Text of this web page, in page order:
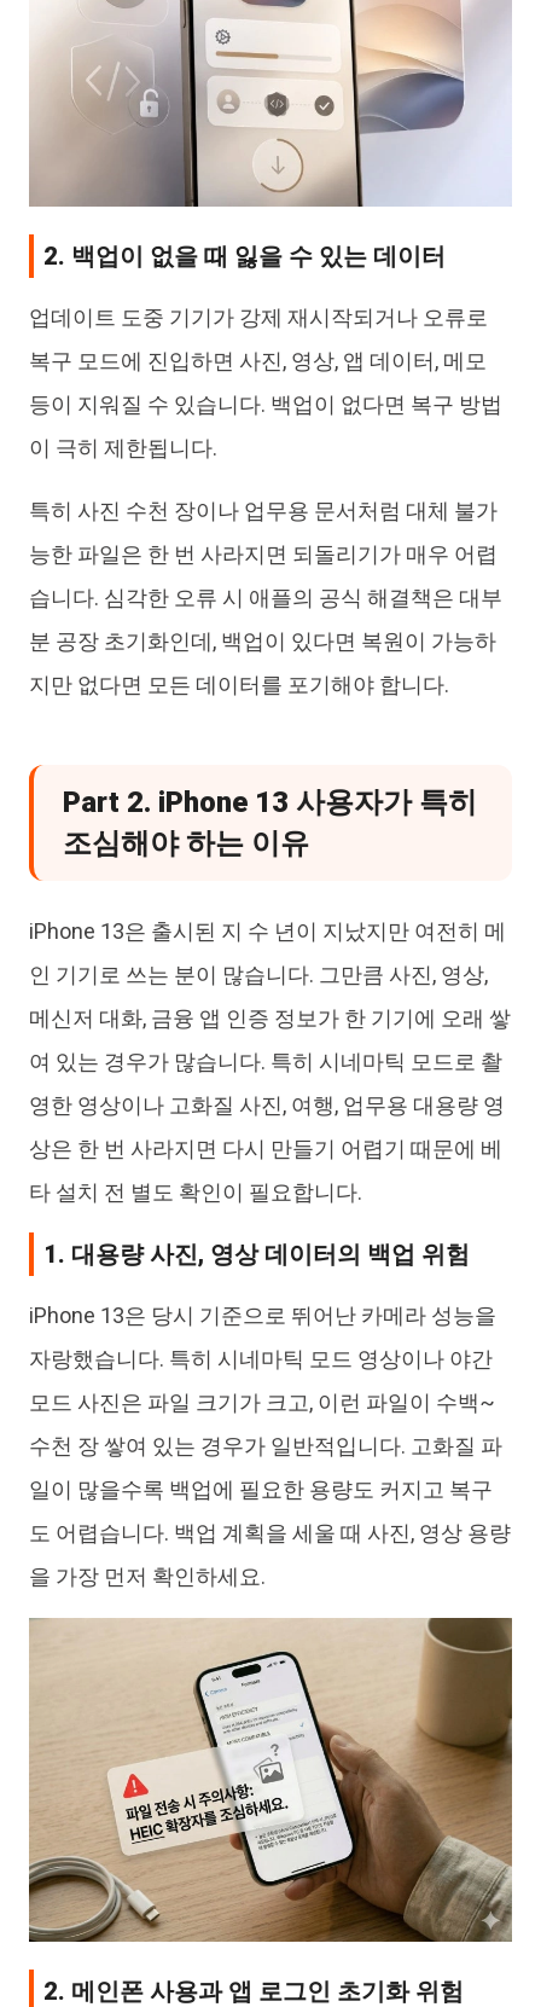
2. 백업이 없을 때 잃을 수 있는 데이터
업데이트 도중 기기가 강제 재시작되거나 오류로
복구 모드에 진입하면 사진, 영상, 앱 데이터, 메모
등이 지워질 수 있습니다. 백업이 없다면 복구 방법
이 극히 제한됩니다.
특히 사진 수천 장이나 업무용 문서처럼 대체 불가
능한 파일은 한 번 사라지면 되돌리기가 매우 어렵
습니다. 심각한 오류 시 애플의 공식 해결책은 대부
분 공장 초기화인데, 백업이 있다면 복원이 가능하
지만 없다면 모든 데이터를 포기해야 합니다.
Part 2. iPhone 13 사용자가 특히
조심해야 하는 이유
iPhone 13은 출시된 지 수 년이 지났지만 여전히 메
인 기기로 쓰는 분이 많습니다. 그만큼 사진, 영상,
메신저 대화, 금융 앱 인증 정보가 한 기기에 오래 쌓
여 있는 경우가 많습니다. 특히 시네마틱 모드로 촬
영한 영상이나 고화질 사진, 여행, 업무용 대용량 영
상은 한 번 사라지면 다시 만들기 어렵기 때문에 베
타 설치 전 별도 확인이 필요합니다.
1. 대용량 사진, 영상 데이터의 백업 위험
iPhone 13은 당시 기준으로 뛰어난 카메라 성능을
자랑했습니다. 특히 시네마틱 모드 영상이나 야간
모드 사진은 파일 크기가 크고, 이런 파일이 수백~
수천 장 쌓여 있는 경우가 일반적입니다. 고화질 파
일이 많을수록 백업에 필요한 용량도 커지고 복구
도 어렵습니다. 백업 계획을 세울 때 사진, 영상 용량
을 가장 먼저 확인하세요.
2. 메인폰 사용과 앱 로그인 초기화 위험